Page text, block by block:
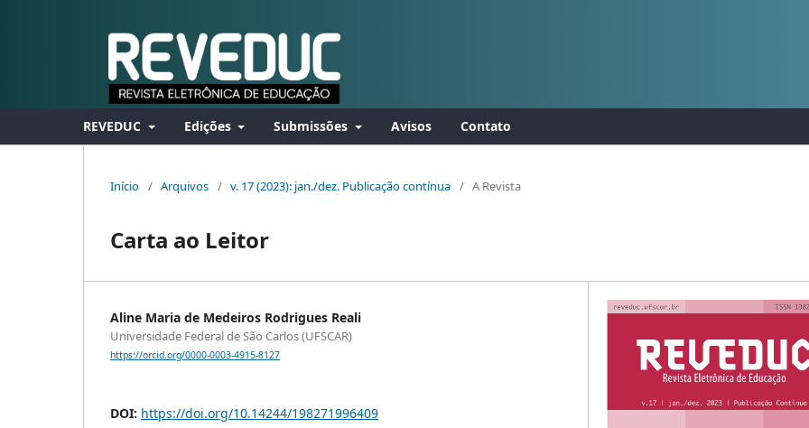
REVEDUC Edições Submissões Avisos Contato
Início / Arquivos / v. 17 (2023): jan./dez. Publicação contínua / A Revista
Carta ao Leitor
Aline Maria de Medeiros Rodrigues Reali
Universidade Federal de São Carlos (UFSCAR)
https://orcid.org/0000-0003-4915-8127
DOI: https://doi.org/10.14244/198271996409